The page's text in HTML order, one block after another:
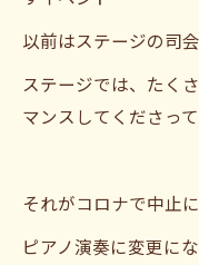
以前はステージの司
ステージでは、たく
マンスしてくださって
それがコロナで中止
ピアノ演奏に変更に